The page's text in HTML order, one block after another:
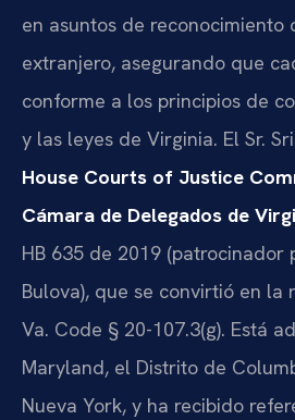
en asuntos de reconocimiento
extranjero, asegurando que
conforme a los principios de
y las leyes de Virginia. El Sr.
House Courts of Justice
Cámara de Delegados de
HB 635 de 2019 (patrocinador
Bulova), que se convirtió en la
Va. Code § 20-107.3(g). Está
Maryland, el Distrito de
Nueva York, y ha recibido